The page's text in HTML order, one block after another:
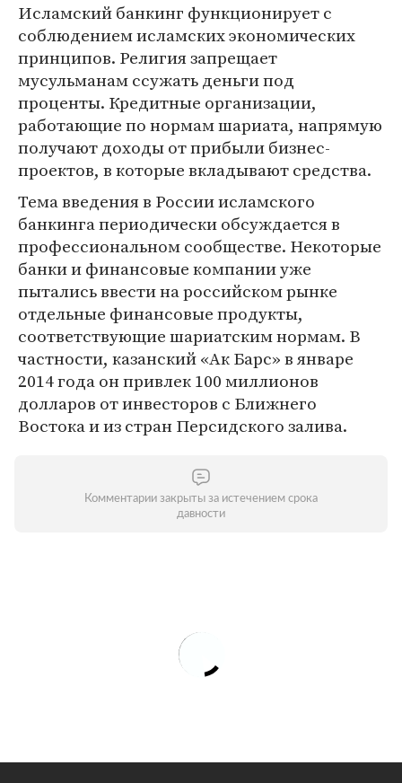
Исламский банкинг функционирует с
соблюдением исламских экономических
принципов. Религия запрещает
мусульманам ссужать деньги под
проценты. Кредитные организации,
работающие по нормам шариата, напрямую
получают доходы от прибыли бизнес-
проектов, в которые вкладывают средства.
Тема введения в России исламского
банкинга периодически обсуждается в
профессиональном сообществе. Некоторые
банки и финансовые компании уже
пытались ввести на российском рынке
отдельные финансовые продукты,
соответствующие шариатским нормам. В
частности, казанский «Ак Барс» в январе
2014 года он привлек 100 миллионов
долларов от инвесторов с Ближнего
Востока и из стран Персидского залива.
Комментарии закрыты за истечением срока
давности